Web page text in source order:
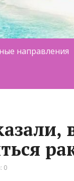
направления
0